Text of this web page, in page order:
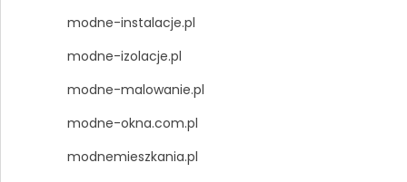
modne-instalacje.pl
modne-izolacje.pl
modne-malowanie.pl
modne-okna.com.pl
modnemieszkania.pl